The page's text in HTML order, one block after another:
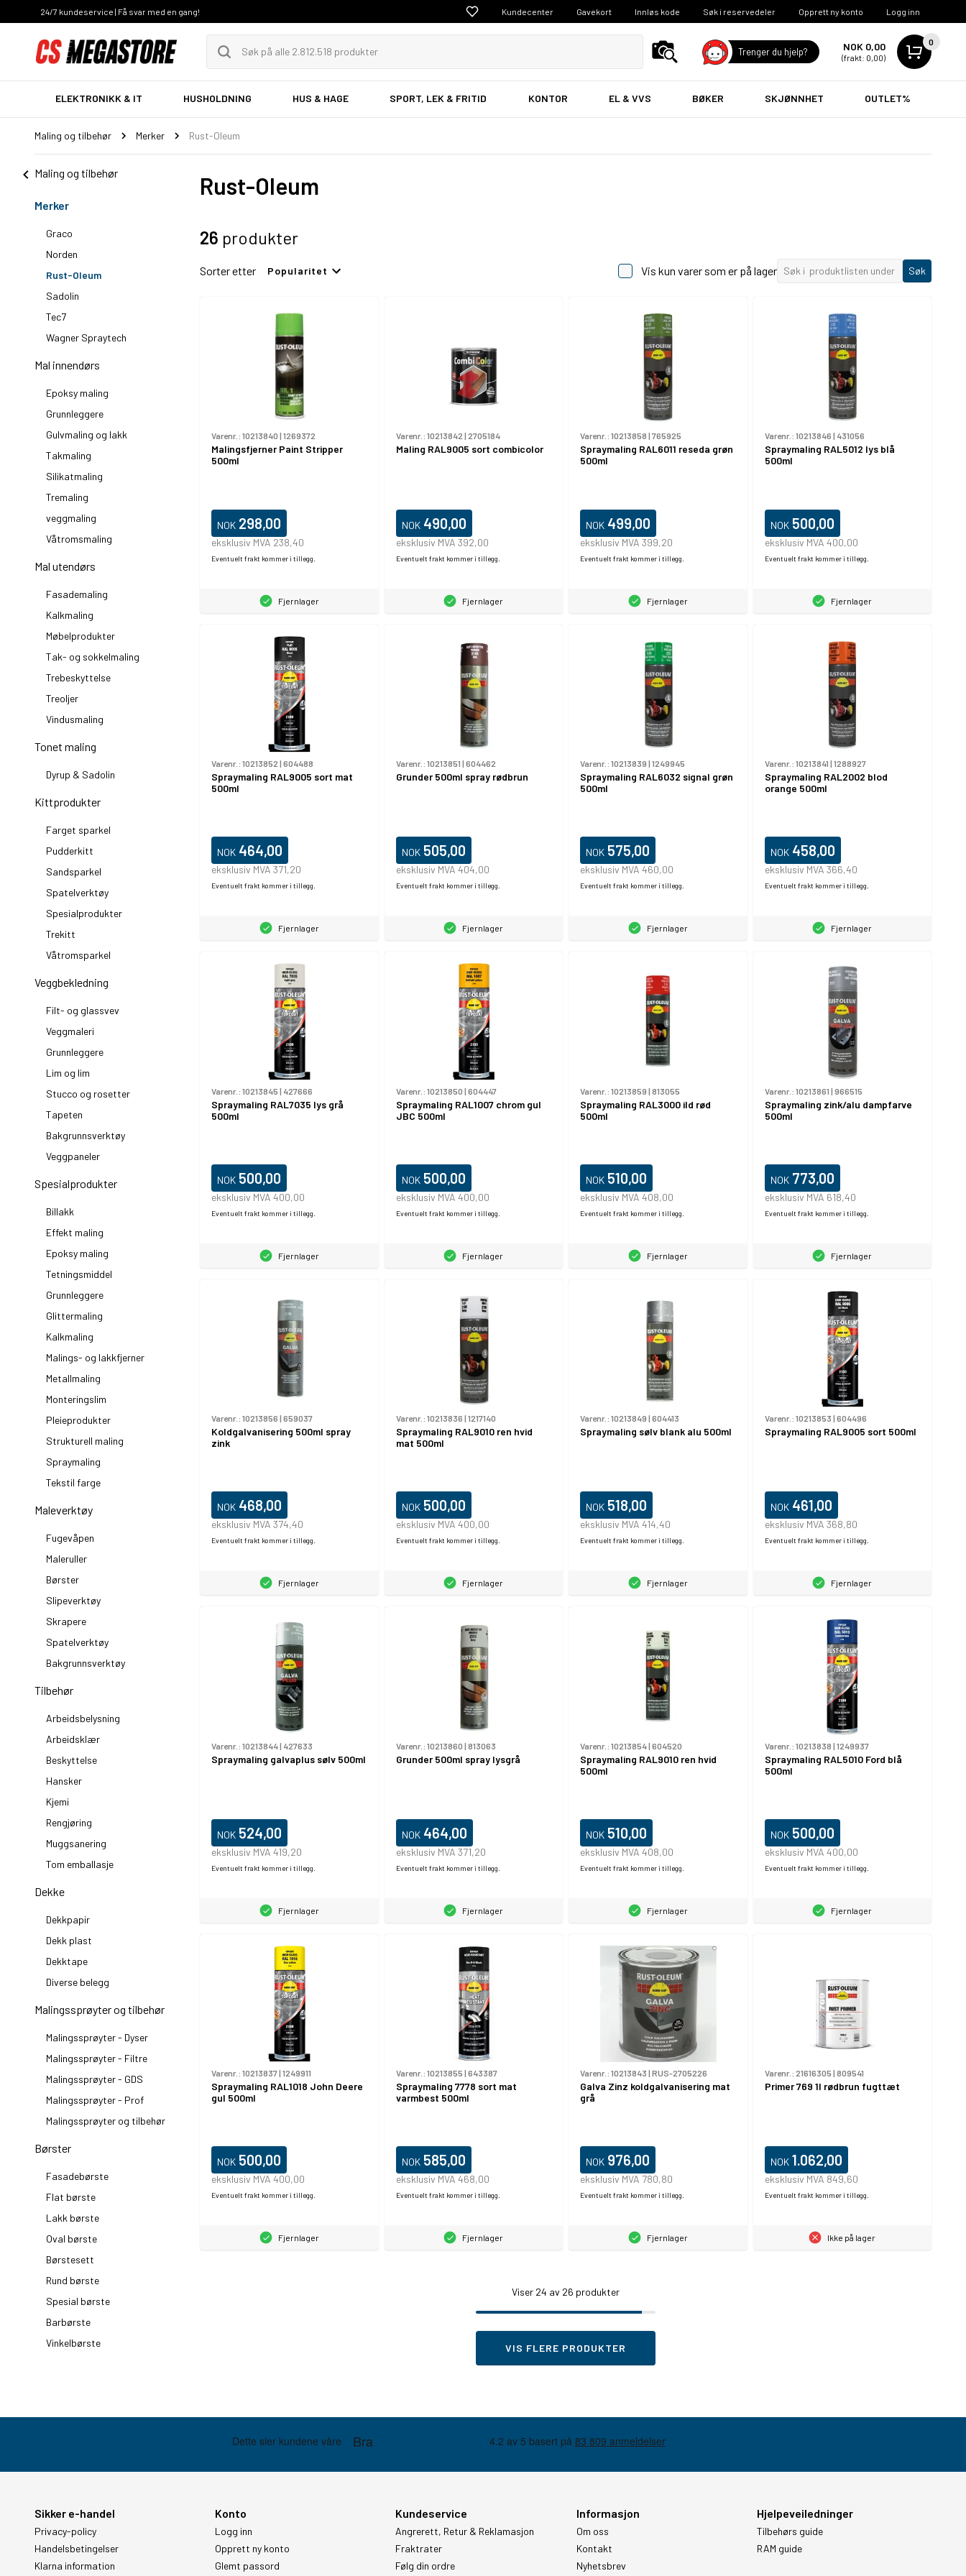
24/7 kundeservice | Få svar med en gang! Kundecenter Gavekort Innløs kode Søk i reservedeler Opprett ny konto Logg inn
Trenger du hjelp? NOK 0,00
(frakt: 0,00)
0
ELEKTRONIKK & IT HUSHOLDNING HUS & HAGE SPORT, LEK & FRITID KONTOR EL & VVS BØKER SKJØNNHET OUTLET%
Maling og tilbehør Merker Rust-Oleum
Maling og tilbehør
Merker
Graco
Norden
Rust-Oleum
Sadolin
Tec7
Wagner Spraytech
Mal innendørs
Epoksy maling
Grunnleggere
Gulvmaling og lakk
Takmaling
Silikatmaling
Tremaling
veggmaling
Våtromsmaling
Mal utendørs
Fasademaling
Kalkmaling
Møbelprodukter
Tak- og sokkelmaling
Trebeskyttelse
Treoljer
Vindusmaling
Tonet maling
Dyrup & Sadolin
Kittprodukter
Farget sparkel
Pudderkitt
Sandsparkel
Spatelverktøy
Spesialprodukter
Trekitt
Våtromsparkel
Veggbekledning
Filt- og glassvev
Veggmaleri
Grunnleggere
Lim og lim
Stucco og rosetter
Tapeten
Bakgrunnsverktøy
Veggpaneler
Spesialprodukter
Billakk
Effekt maling
Epoksy maling
Tetningsmiddel
Grunnleggere
Glittermaling
Kalkmaling
Malings- og lakkfjerner
Metallmaling
Monteringslim
Pleieprodukter
Strukturell maling
Spraymaling
Tekstil farge
Maleverktøy
Fugevåpen
Maleruller
Børster
Slipeverktøy
Skrapere
Spatelverktøy
Bakgrunnsverktøy
Tilbehør
Arbeidsbelysning
Arbeidsklær
Beskyttelse
Hansker
Kjemi
Rengjøring
Muggsanering
Tom emballasje
Dekke
Dekkpapir
Dekk plast
Dekktape
Diverse belegg
Malingssprøyter og tilbehør
Malingssprøyter - Dyser
Malingssprøyter - Filtre
Malingssprøyter - GDS
Malingssprøyter - Prof
Malingssprøyter og tilbehør
Børster
Fasadebørste
Flat børste
Lakk børste
Oval børste
Børstesett
Rund børste
Spesial børste
Barbørste
Vinkelbørste
Rust-Oleum
26 produkter
Sorter etter Popularitet Vis kun varer som er på lager Søk
Varenr.: 10213840 | 1269372
Malingsfjerner Paint Stripper
500ml
NOK 298,00
eksklusiv MVA 238,40
Eventuelt frakt kommer i tillegg.
Fjernlager
Varenr.: 10213842 | 2705184
Maling RAL9005 sort combicolor
NOK 490,00
eksklusiv MVA 392,00
Eventuelt frakt kommer i tillegg.
Fjernlager
Varenr.: 10213858 | 765925
Spraymaling RAL6011 reseda grøn
500ml
NOK 499,00
eksklusiv MVA 399,20
Eventuelt frakt kommer i tillegg.
Fjernlager
Varenr.: 10213846 | 431056
Spraymaling RAL5012 lys blå
500ml
NOK 500,00
eksklusiv MVA 400,00
Eventuelt frakt kommer i tillegg.
Fjernlager
Varenr.: 10213852 | 604488
Spraymaling RAL9005 sort mat
500ml
NOK 464,00
eksklusiv MVA 371,20
Eventuelt frakt kommer i tillegg.
Fjernlager
Varenr.: 10213851 | 604462
Grunder 500ml spray rødbrun
NOK 505,00
eksklusiv MVA 404,00
Eventuelt frakt kommer i tillegg.
Fjernlager
Varenr.: 10213839 | 1249945
Spraymaling RAL6032 signal grøn
500ml
NOK 575,00
eksklusiv MVA 460,00
Eventuelt frakt kommer i tillegg.
Fjernlager
Varenr.: 10213841 | 1288927
Spraymaling RAL2002 blod
orange 500ml
NOK 458,00
eksklusiv MVA 366,40
Eventuelt frakt kommer i tillegg.
Fjernlager
Varenr.: 10213845 | 427666
Spraymaling RAL7035 lys grå
500ml
NOK 500,00
eksklusiv MVA 400,00
Eventuelt frakt kommer i tillegg.
Fjernlager
Varenr.: 10213850 | 604447
Spraymaling RAL1007 chrom gul
JBC 500ml
NOK 500,00
eksklusiv MVA 400,00
Eventuelt frakt kommer i tillegg.
Fjernlager
Varenr.: 10213859 | 813055
Spraymaling RAL3000 ild rød
500ml
NOK 510,00
eksklusiv MVA 408,00
Eventuelt frakt kommer i tillegg.
Fjernlager
Varenr.: 10213861 | 966515
Spraymaling zink/alu dampfarve
500ml
NOK 773,00
eksklusiv MVA 618,40
Eventuelt frakt kommer i tillegg.
Fjernlager
Varenr.: 10213856 | 659037
Koldgalvanisering 500ml spray
zink
NOK 468,00
eksklusiv MVA 374,40
Eventuelt frakt kommer i tillegg.
Fjernlager
Varenr.: 10213836 | 1217140
Spraymaling RAL9010 ren hvid
mat 500ml
NOK 500,00
eksklusiv MVA 400,00
Eventuelt frakt kommer i tillegg.
Fjernlager
Varenr.: 10213849 | 604413
Spraymaling sølv blank alu 500ml
NOK 518,00
eksklusiv MVA 414,40
Eventuelt frakt kommer i tillegg.
Fjernlager
Varenr.: 10213853 | 604496
Spraymaling RAL9005 sort 500ml
NOK 461,00
eksklusiv MVA 368,80
Eventuelt frakt kommer i tillegg.
Fjernlager
Varenr.: 10213844| 427633
Spraymaling galvaplus sølv 500ml
NOK 524,00
eksklusiv MVA 419,20
Eventuelt frakt kommer i tillegg.
Fjernlager
Varenr.: 10213860 | 813063
Grunder 500ml spray lysgrå
NOK 464,00
eksklusiv MVA 371,20
Eventuelt frakt kommer i tillegg.
Fjernlager
Varenr.: 10213854| 604520
Spraymaling RAL9010 ren hvid
500ml
NOK 510,00
eksklusiv MVA 408,00
Eventuelt frakt kommer i tillegg.
Fjernlager
Varenr.: 10213838 | 1249937
Spraymaling RAL5010 Ford blå
500ml
NOK 500,00
eksklusiv MVA 400,00
Eventuelt frakt kommer i tillegg.
Fjernlager
Varenr.: 10213837| 1249911
Spraymaling RAL1018 John Deere
gul 500ml
NOK 500,00
eksklusiv MVA 400,00
Eventuelt frakt kommer i tillegg.
Fjernlager
Varenr.: 10213855 | 643387
Spraymaling 7778 sort mat
varmbest 500ml
NOK 585,00
eksklusiv MVA 468,00
Eventuelt frakt kommer i tillegg.
Fjernlager
Varenr.: 10213843 | RUS-2705226
Galva Zinz koldgalvanisering mat
grå
NOK 976,00
eksklusiv MVA 780,80
Eventuelt frakt kommer i tillegg.
Fjernlager
Varenr.: 21616305 | 809541
Primer 769 1l rødbrun fugttæt
NOK 1.062,00
eksklusiv MVA 849,60
Eventuelt frakt kommer i tillegg.
Ikke på lager
Viser 24 av 26 produkter
VIS FLERE PRODUKTER
Sikker e-handel
Privacy-policy
Handelsbetingelser
Klarna information
Konto
Logg inn
Opprett ny konto
Glemt passord
Kundeservice
Angrerett, Retur & Reklamasjon
Fraktrater
Følg din ordre
Informasjon
Om oss
Kontakt
Nyhetsbrev
Hjelpeveiledninger
Tilbehørs guide
RAM guide